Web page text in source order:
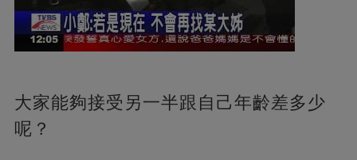
大家能夠接受另一半跟自己年齡差多少
呢？